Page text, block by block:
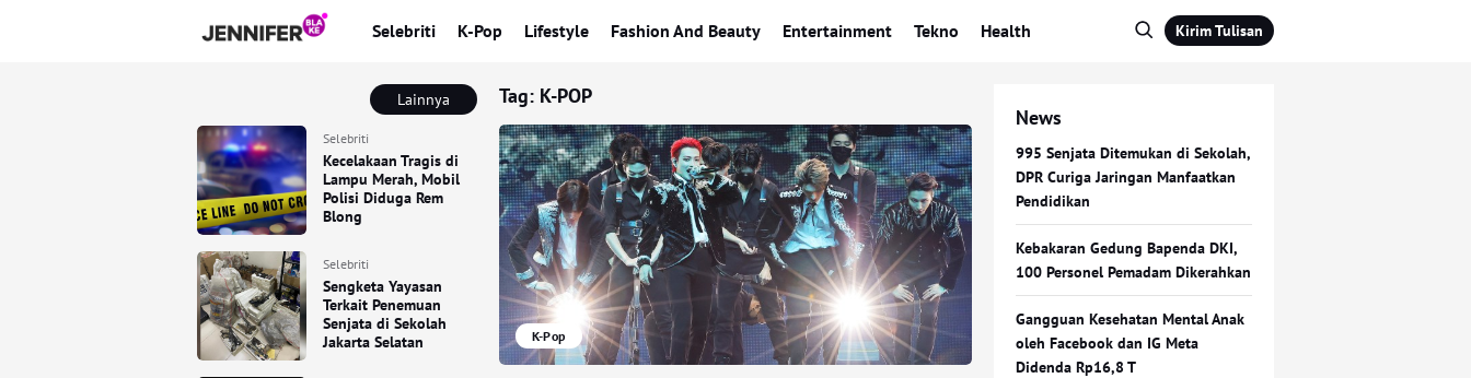
Selebriti K-Pop Lifestyle Fashion And Beauty Entertainment Tekno Health Kirim Tulisan
Lainnya
Selebriti
Kecelakaan Tragis di
Lampu Merah, Mobil
Polisi Diduga Rem
Blong
Selebriti
Sengketa Yayasan
Terkait Penemuan
Senjata di Sekolah
Jakarta Selatan
Tag: K-POP
K-Pop
News
995 Senjata Ditemukan di Sekolah,
DPR Curiga Jaringan Manfaatkan
Pendidikan
Kebakaran Gedung Bapenda DKI,
100 Personel Pemadam Dikerahkan
Gangguan Kesehatan Mental Anak
oleh Facebook dan IG Meta
Didenda Rp16,8 T